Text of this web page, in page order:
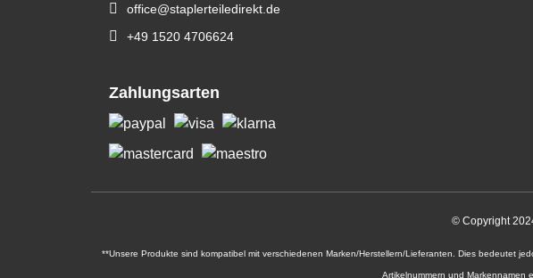
office@staplerteiledirekt.de
+49 1520 4706624
Zahlungsarten
© Copyright
**Unsere Produkte sind kompatibel mit verschiedenen Marken/Herstellern/Lieferanten. Dies bedeutet
Artikelnummern und Markennamen